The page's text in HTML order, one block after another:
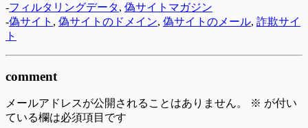
-フィルタリングデータ, 偽サイトマガジン
-偽サイト , 偽サイトのドメイン, 偽サイトのメール, 詐欺サイ
ト
comment
メールアドレスが公開されることはありません。 ※ が付い
ている欄は必須項目です